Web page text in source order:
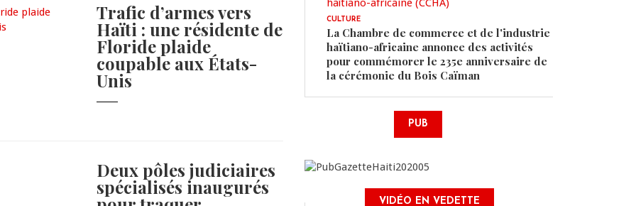
Trafic d’armes vers
Haïti : une résidente de
Floride plaide
coupable aux États-
Unis
Deux pôles judiciaires
spécialisés inaugurés
CULTURE
La Chambre de commerce et de l'industrie
haïtiano-africaine annonce des activités
pour commémorer le 235e anniversaire de
la cérémonie du Bois Caïman
PUB
VIDÉO EN VEDETTE